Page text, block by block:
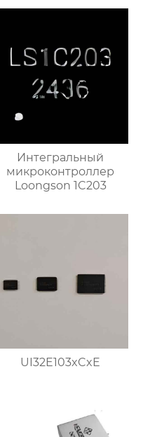
Интегральный
микроконтроллер
Loongson 1C203
UI32E103xCxE